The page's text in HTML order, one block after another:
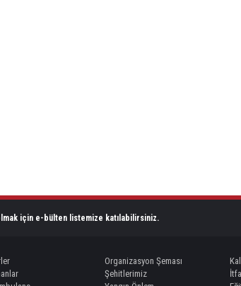
için e-bülten listemize katılabilirsiniz.
Organizasyon Şeması
Şehitlerimiz